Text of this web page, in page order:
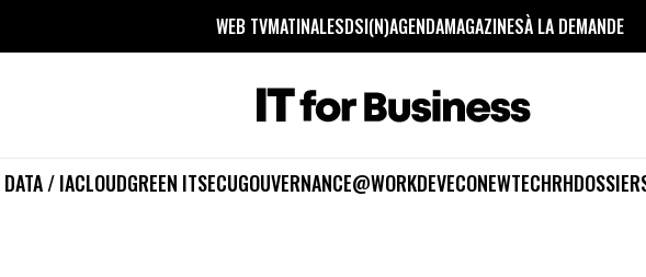
WEB TVMATINALESDSI(N)AGENDAMAGAZINESÀ LA DEMANDE
DATA / IACLOUDGREEN ITSECUGOUVERNANCE@WORKDEVECONEWTECHRH